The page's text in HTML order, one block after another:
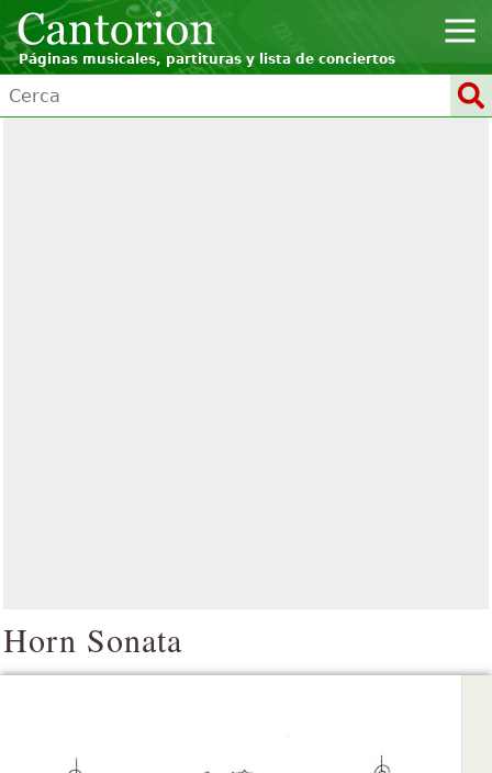
Páginas musicales, partituras y lista de conciertos
Horn Sonata